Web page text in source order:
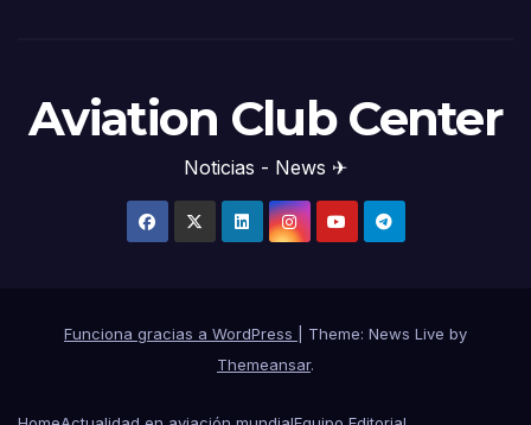
Aviation Club Center
Noticias - News ✈
Funciona gracias a WordPress
Theme: News Live by
Themeansar.